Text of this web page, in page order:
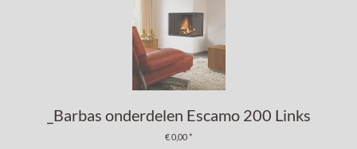
_Barbas onderdelen Escamo 200 Links
€ 0,00 *